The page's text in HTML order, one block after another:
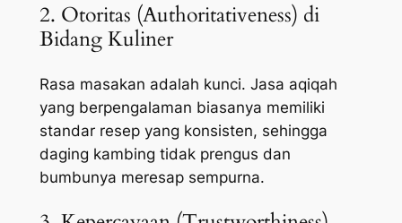
2. Otoritas (Authoritativeness) di
Bidang Kuliner
Rasa masakan adalah kunci. Jasa aqiqah
yang berpengalaman biasanya memiliki
standar resep yang konsisten, sehingga
daging kambing tidak prengus dan
bumbunya meresap sempurna.